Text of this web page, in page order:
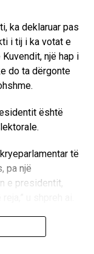
ka deklaruar pas
i tij i ka votat e
një hap i
do ta dërgonte
është
të
pa një
e presidentit,
të drejtpërdrejtë
të arritur një